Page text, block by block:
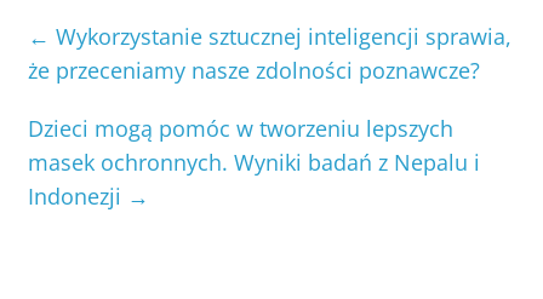
← Wykorzystanie sztucznej inteligencji sprawia,
że przeceniamy nasze zdolności poznawcze?
Dzieci mogą pomóc w tworzeniu lepszych
masek ochronnych. Wyniki badań z Nepalu i
Indonezji →